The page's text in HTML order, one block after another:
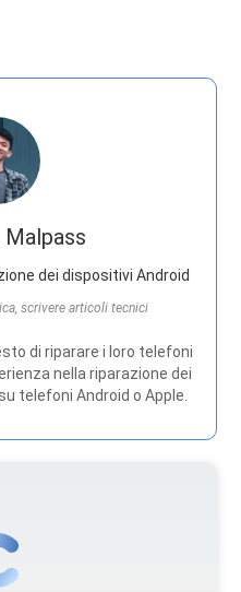
Malpass
dei dispositivi Android
scrivere articoli tecnici
di riparare i loro telefoni
nella riparazione dei
telefoni Android o Apple.